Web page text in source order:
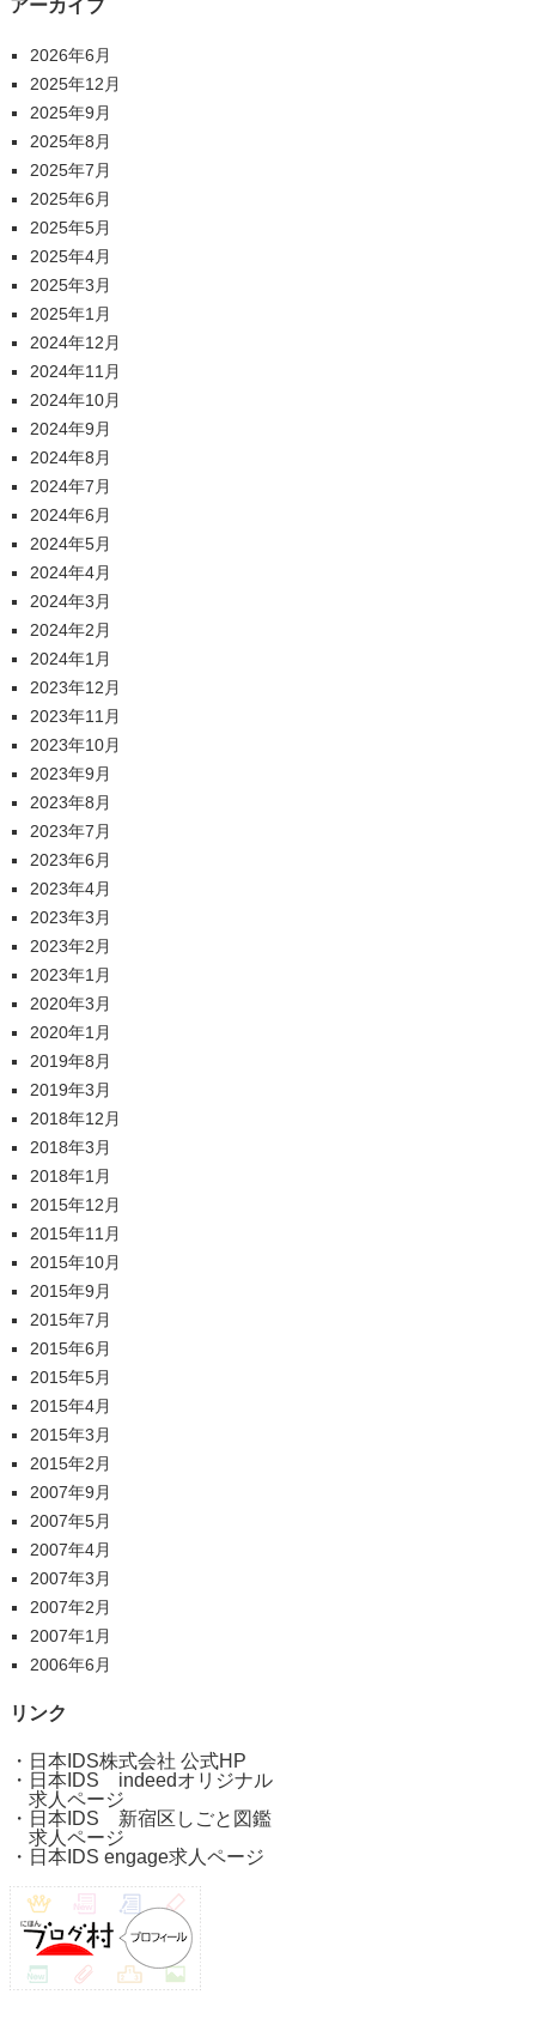
アーカイブ
2026年6月
2025年12月
2025年9月
2025年8月
2025年7月
2025年6月
2025年5月
2025年4月
2025年3月
2025年1月
2024年12月
2024年11月
2024年10月
2024年9月
2024年8月
2024年7月
2024年6月
2024年5月
2024年4月
2024年3月
2024年2月
2024年1月
2023年12月
2023年11月
2023年10月
2023年9月
2023年8月
2023年7月
2023年6月
2023年4月
2023年3月
2023年2月
2023年1月
2020年3月
2020年1月
2019年8月
2019年3月
2018年12月
2018年3月
2018年1月
2015年12月
2015年11月
2015年10月
2015年9月
2015年7月
2015年6月
2015年5月
2015年4月
2015年3月
2015年2月
2007年9月
2007年5月
2007年4月
2007年3月
2007年2月
2007年1月
2006年6月
リンク
・ 日本IDS株式会社 公式HP
・ 日本IDS indeedオリジナル
求人ページ
・ 日本IDS 新宿区しごと図鑑
求人ページ
・ 日本IDS engage求人ページ